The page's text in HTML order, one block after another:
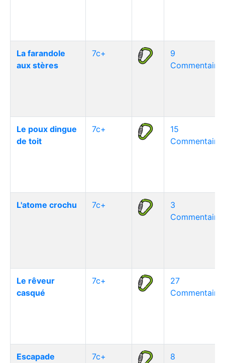
La farandole
aux stères
7c+
9
Le poux dingue
de toit
7c+
15
L'atome crochu 7c+
3
Le rêveur
casqué
7c+
27
Escapade 7c+
8